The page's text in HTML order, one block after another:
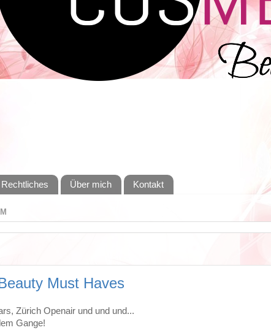
Rechtliches Über mich Kontakt
Must Haves
Zürich Openair und und und...
Gange!